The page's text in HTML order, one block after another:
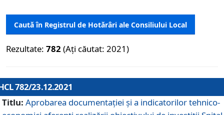
Caută în Registrul de Hotărâri ale Consiliului Local
Rezultate: 782 (Ați căutat: 2021)
782/23.12.2021
Titlu: Aprobarea documentației și a indicatorilor tehnico-